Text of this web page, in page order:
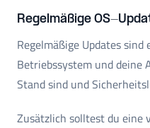
Regelmäßige OS-
Regelmäßige Updates
Betriebssystem und deine
Stand sind und
Zusätzlich solltest du eine